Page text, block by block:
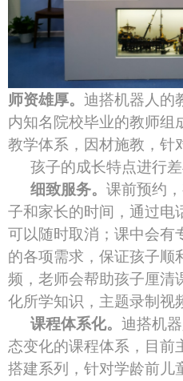
师资雄厚。 迪搭机器人的
内知名院校毕业的教师组
教学体系，因材施教，针
孩子的成长特点进行差
细致服务。 课前预约
子和家长的时间，通过电
可以随时取消；课中会有
的各项需求，保证孩子顺
频，老师会帮助孩子厘清
化所学知识，主题录制视
课程体系化。 迪搭机
态变化的课程体系，目前
搭建系列，针对学龄前儿